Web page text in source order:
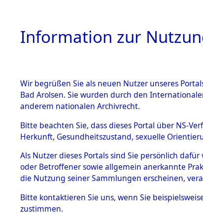
HOME
BESTÄNDE
Inhaftierungsdoku
mente
5. Verschiedenes
Todesmärsche
5.3.1 Alliierte
Information zur
Wir begrüßen Sie als neuen Nutzer unseres
Bad Arolsen. Sie wurden durch den
anderem nationalen Archivrecht.
Bitte beachten Sie, dass dieses Portal über NS-
Herkunft, Gesundheitszustand, sexuelle
Als Nutzer dieses Portals sind Sie persönlich
oder Betroffener sowie allgemein anerkannte
die Nutzung seiner Sammlungen erscheinen,
Bitte kontaktieren Sie uns, wenn Sie
zustimmen.